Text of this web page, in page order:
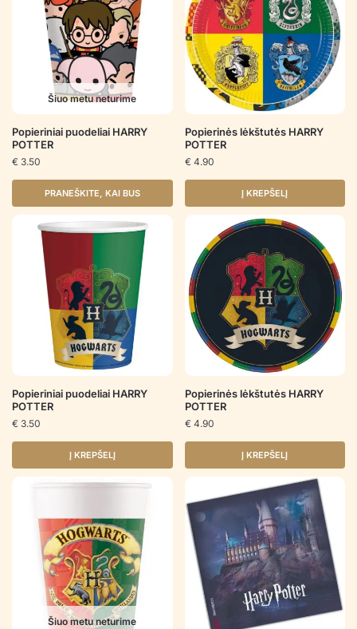
Šiuo metu neturime
Popieriniai puodeliai HARRY
POTTER
€ 3.50
PRANEŠKITE, KAI BUS
Popierinės lėkštutės HARRY
POTTER
€ 4.90
Į KREPŠELĮ
Popieriniai puodeliai HARRY
POTTER
€ 3.50
Į KREPŠELĮ
Popierinės lėkštutės HARRY
POTTER
€ 4.90
Į KREPŠELĮ
Šiuo metu neturime